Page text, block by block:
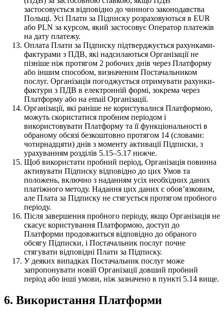
застосовується відповідно до чинного законодавства
Польщі. Усі Плати за Підписку розраховуються в EUR
або PLN за курсом, який застосовує Оператор платежів
на дату платежу.
Оплата Плати за Підписку підтверджується рахунками-
фактурами з ПДВ, які надсилаються Організації не
пізніше ніж протягом 2 робочих днів через Платформу
або іншим способом, визначеним Постачальником
послуг. Організація погоджується отримувати рахунки-
фактури з ПДВ в електронній формі, зокрема через
Платформу або на email Організації.
Організації, які раніше не користувалися Платформою,
можуть скористатися пробним періодом і
використовувати Платформу та її функціональності в
обраному обсязі безкоштовно протягом 14 (словами:
чотирнадцяти) днів з моменту активації Підписки, з
урахуванням розділів 5.15–5.17 нижче.
Щоб використати пробний період, Організація повинна
активувати Підписку відповідно до цих Умов та
положень, включно з наданням усіх необхідних даних
платіжного методу. Надання цих даних є обовʼязковим,
але Плата за Підписку не стягується протягом пробного
періоду.
Після завершення пробного періоду, якщо Організація не
скасує користування Платформою, доступ до
Платформи продовжиться відповідно до обраного
обсягу Підписки, і Постачальник послуг почне
стягувати відповідні Плати за Підписку.
У деяких випадках Постачальник послуг може
запропонувати новій Організації довший пробний
період або інші умови, ніж зазначено в пункті 5.14 вище.
6. Використання Платформи